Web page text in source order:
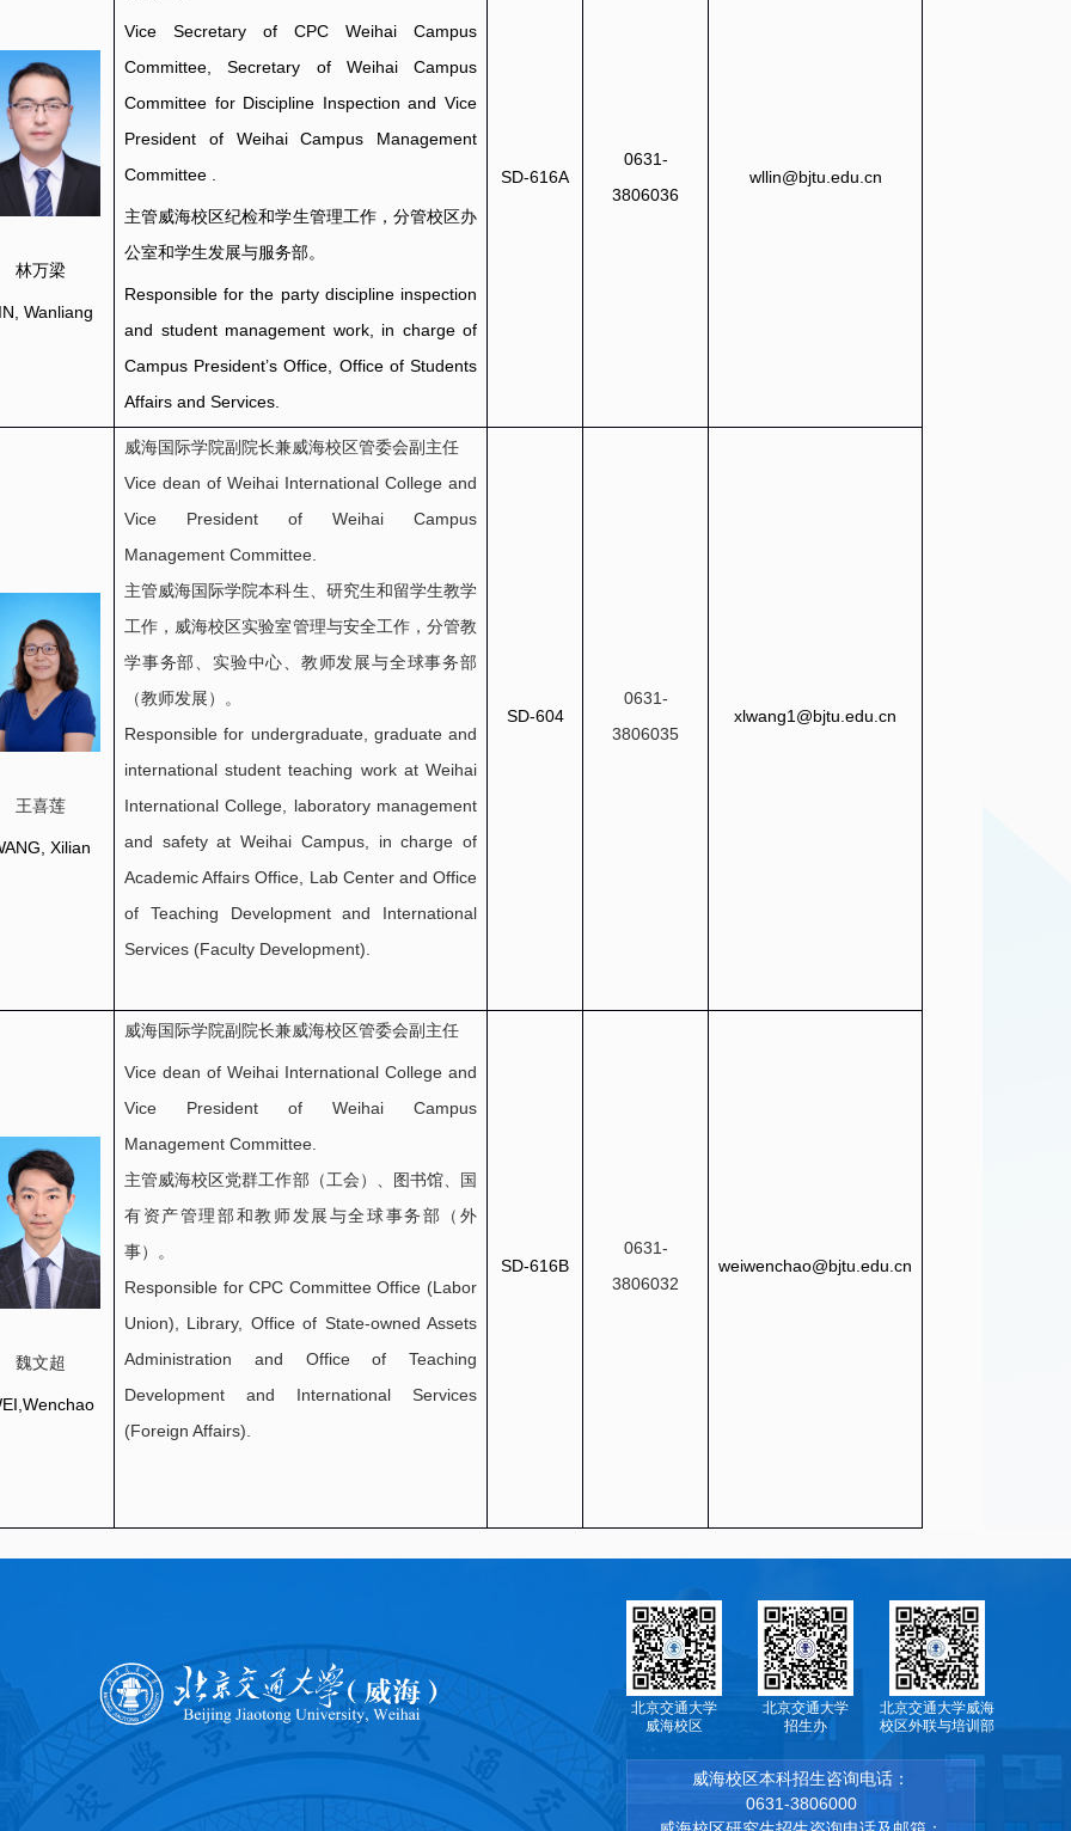
林万梁
Wanliang
Vice Secretary of CPC Weihai Campus
Committee, Secretary of Weihai Campus
Committee for Discipline Inspection and Vice
President of Weihai Campus Management
Committee
主管威海校区纪检和学生管理工作，分管校区办
公室和学生发展与服务部。
Responsible for the party discipline inspection
and student management work, in charge of
Campus President’s Office, Office of Students
Affairs and Services.
SD-616A
0631-
3806036
wllin@bjtu.edu.cn
王喜莲
Xilian
威海国际学院副院长兼威海校区管委会副主任
Vice dean of Weihai International College and
Vice President of Weihai Campus
Management Committee.
主管威海国际学院本科生、研究生和留学生教学
工作，威海校区实验室管理与安全工作，分管教
学事务部、实验中心、教师发展与全球事务部
（教师发展）。
Responsible for undergraduate, graduate and
international student teaching work at Weihai
International College, laboratory management
and safety at Weihai Campus, in charge of
Academic Affairs Office, Lab Center and Office
of Teaching Development and International
Services (Faculty Development).
SD-604
0631-
3806035
xlwang1@bjtu.edu.cn
魏文超
威海国际学院副院长兼威海校区管委会副主任
Vice dean of Weihai International College and
Vice President of Weihai Campus
Management Committee.
主管威海校区党群工作部（工会）、图书馆、国
有资产管理部和教师发展与全球事务部（外
事）。
Responsible for CPC Committee Office (Labor
Union), Library, Office of State-owned Assets
Administration and Office of Teaching
Development and International Services
(Foreign Affairs).
SD-616B
0631-
3806032
weiwenchao@bjtu.edu.cn
北京交通大学
威海校区
北京交通大学
招生办
北京交通大学威海
校区外联与培训部
威海校区本科招生咨询电话：
0631-3806000